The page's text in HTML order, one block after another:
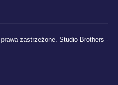
zastrzeżone. Studio Brothers -